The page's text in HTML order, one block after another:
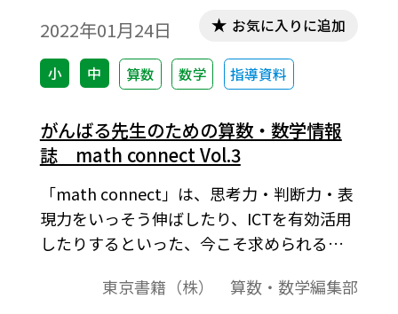
2022年01月24日
小 中 算数 数学 指導資料
お気に入りに追加
がんばる先生のための算数・数学情報
誌 math connect Vol.3
「math connect」は、思考力・判断力・表
現力をいっそう伸ばしたり、ICTを有効活用
したりするといった、今こそ求められるこ
数学の情報誌です。本号は、特集テーマとし
東京書籍（株） 算数・数学編集部